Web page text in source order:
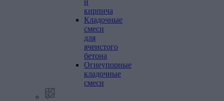
и
кирпича
Кладочные
смеси
для
ячеистого
бетона
Огнеупорные
кладочные
смеси